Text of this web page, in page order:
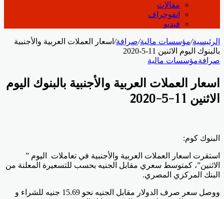
مقالات
انفوجراف
فيديو
الرئيسية/مؤسسات مالية/صرافة/ اسعار العملات العربية والأجنبية
بالبنوك اليوم الاثنين 11-5-2020
صرافةمؤسسات مالية
اسعار العملات العربية والأجنبية بالبنوك اليوم
الاثنين 11-5-2020
البنوك كوم:
استقرت اسعار العملات العربية والأجنبية في تعاملات اليوم ”
الاثنين”، كمتوسط سعري مقابل الجنيه بحسب للتسعيرة المعلنة من
البنك المركزي المصري.
ووصل سعر صرف الدولار مقابل الجنيه نحو 15.69 جنيه للشراء و